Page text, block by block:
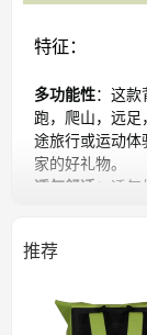
特征：
多功能性：这款
跑，爬山，远
途旅行或运动体
家的好礼物。
透气舒适： 透气
时的稳定性。
：
机，钥匙和其
放入和放出。
推荐